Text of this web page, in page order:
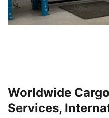
Worldwide
Services,